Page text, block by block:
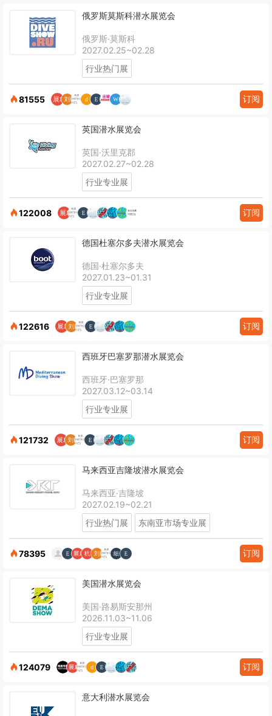
俄罗斯莫斯科潜水展览会
俄罗斯·莫斯科
2027.02.25~02.28
行业热门展
81555 订阅
英国潜水展览会
英国·沃里克郡
2027.02.27~02.28
行业专业展
122008 订阅
德国杜塞尔多夫潜水展览会
德国·杜塞尔多夫
2027.01.23~01.31
行业专业展
122616 订阅
西班牙巴塞罗那潜水展览会
西班牙·巴塞罗那
2027.03.12~03.14
行业专业展
121732 订阅
马来西亚吉隆坡潜水展览会
马来西亚·吉隆坡
2027.02.19~02.21
行业热门展
东南亚市场专业展
78395 订阅
美国潜水展览会
美国·路易斯安那州
2026.11.03~11.06
行业专业展
124079 订阅
意大利潜水展览会